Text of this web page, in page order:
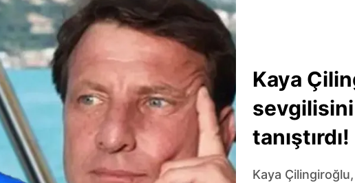
Kaya
tanıştırdı!
Kaya